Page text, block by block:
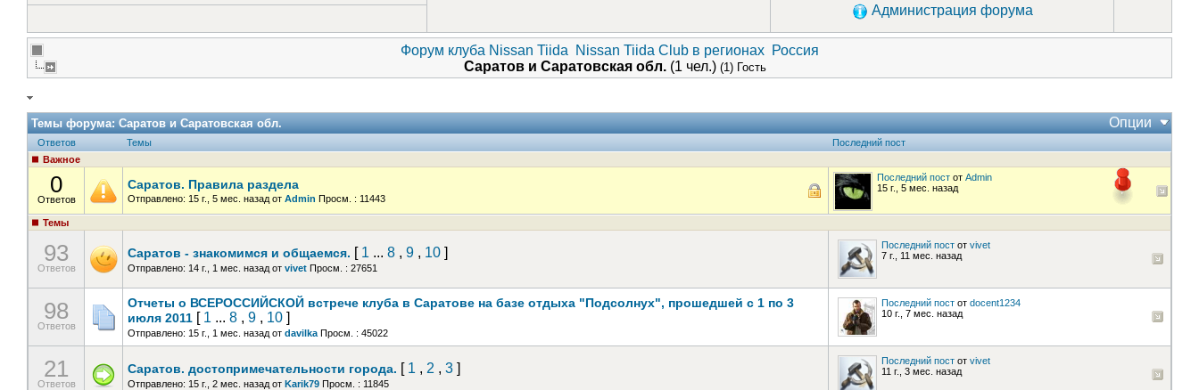
Администрация форума
Форум клуба Nissan Tiida Nissan Tiida Club в регионах
Россия
Саратов и Саратовская обл. (1 чел.) (1) Гость
Темы форума:Саратов и Саратовская обл. Опции
Ответов Темы
Последний пост
Важное
0
Ответов
Саратов. Правила раздела
Отправлено: 15 г., 5 мес. назад от Admin Просм. : 11443
Последний пост от Admin
15 г., 5 мес. назад
Темы
93
Ответов
Саратов - знакомимся и общаемся. [ 1 ... 8 , 9 , 10 ]
Отправлено: 14 г., 1 мес. назад от vivet Просм. : 27651
Последний пост от vivet
7 г., 11 мес. назад
98
Ответов
Отчеты о ВСЕРОССИЙСКОЙ встрече клуба в Саратове на базе отдыха "Подсолнух", прошедшей с 1 по 3
июля 2011 [ 1 ... 8 , 9 , 10 ]
Отправлено: 15 г., 1 мес. назад от davilka Просм. : 45022
Последний пост от docent1234
10 г., 7 мес. назад
21
Ответов
Саратов. достопримечательности города. [ 1 , 2 , 3 ]
Отправлено: 15 г., 2 мес. назад от Karik79 Просм. : 11845
Последний пост от vivet
11 г., 3 мес. назад